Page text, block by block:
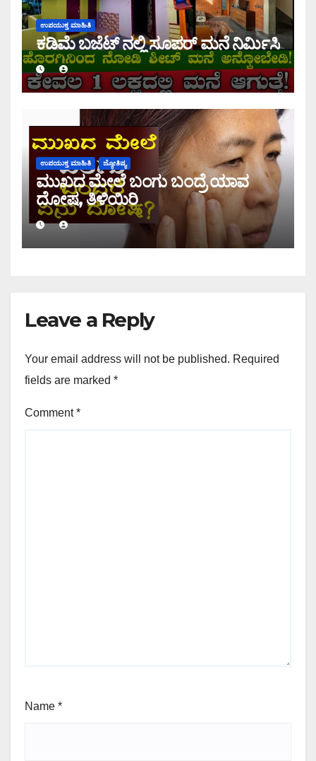
ಉಪಯುಕ್ತ ಮಾಹಿತಿ
ಕಡಿಮೆ ಬಜೆಟ್ ನಲ್ಲಿ ಸೂಪರ್ ಮನೆ ನಿರ್ಮಿಸಿ
ಉಪಯುಕ್ತ ಮಾಹಿತಿ ಜ್ಯೋತಿಷ್ಯ
ಮುಖದ ಮೇಲೆ ಬಂಗು ಬಂದ್ರೆ ಯಾವ
ದೋಷ, ತಿಳಿಯಿರಿ
Leave a Reply
Your email address will not be published. Required
fields are marked *
Comment*
Name *